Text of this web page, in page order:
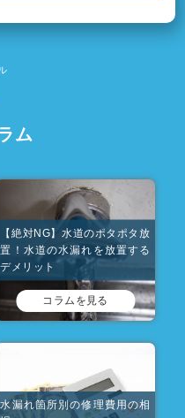
ム
【絶対NG】水道のポタポタ放
置！水道の水漏れを放置する
デメリット
コラムを見る
水漏れ箇所別の修理費用の相